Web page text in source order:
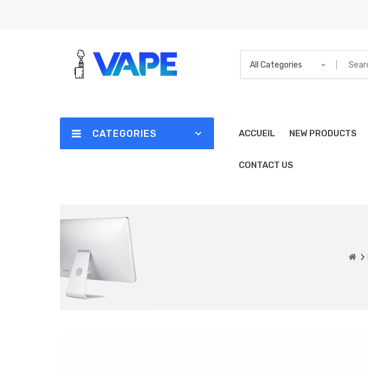
All Categories
CATEGORIES ACCUEIL NEW PRODUCTS
CONTACT US